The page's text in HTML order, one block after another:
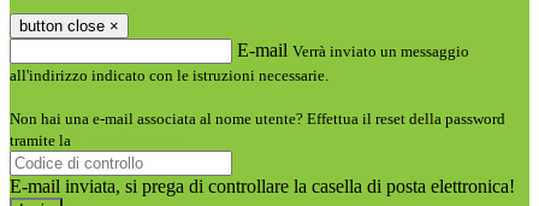
button close ×
E-mail Verrà inviato un messaggio
all'indirizzo indicato con le istruzioni necessarie.
Non hai una e-mail associata al nome utente? Effettua il reset della password
tramite la
E-mail inviata, si prega di controllare la casella di posta elettronica!